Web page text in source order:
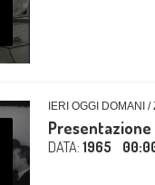
IERI OGGI DOMANI
Presentazione
DATA: 1965